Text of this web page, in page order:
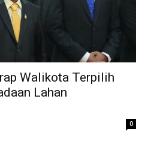
Walikota Terpilih
Lahan
0